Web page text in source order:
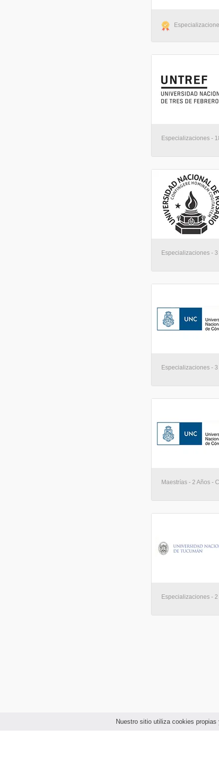
Nuestro sitio utiliza cookies
Especializaciones -
Especializaciones -
Especializaciones -
Maestrías - 2 Años -
Especializaciones -